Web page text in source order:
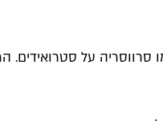
סרווסריה על